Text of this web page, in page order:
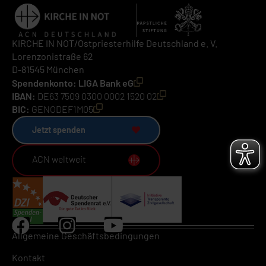
KIRCHE IN NOT/Ostpriesterhilfe Deutschland e. V.
Lorenzonistraße 62
D-81545 München
Spendenkonto: LIGA Bank eG
IBAN: DE63 7509 0300 0002 1520 02
BIC: GENODEF1M05
Jetzt spenden
ACN weltweit
Allgemeine Geschäftsbedingungen
Kontakt